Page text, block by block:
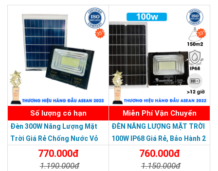
Ít bảo trì: Đèn được thiết kế chắc chắn, trang bị chuẩn chống
bụi và chống nước IP67, các nhà sản xuất cam kết độ bền của
SẢN PHẨM CHẤT LƯỢNG - DỊCH VỤ TIN DÙNG LẦN VII - 2020
35%
Số lượng có hạn
Đèn 300W Năng Lượng Mặt
Trời Giá Rẻ Chống Nước Vỏ
Nhôm Đúc770.000đ
1.190.000đ
33%
Miễn Phí Vận Chuyển
ĐÈN NĂNG LƯỢNG MẶT TRỜI
100W IP68 Giá Rẻ, Bảo Hành 2
760.000đ
1.150.000đ